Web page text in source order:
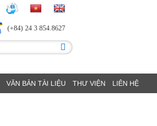
(+84) 24 3 854.8627
VĂN BẢN TÀI LIỆU THƯ VIỆN LIÊN HỆ